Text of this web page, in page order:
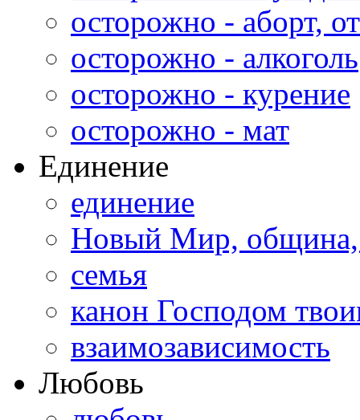
осторожно - аборт,
осторожно - алкоголь
осторожно - курение
осторожно - мат
Единение
единение
Новый Мир,
семья
канон Господом
взаимозависимость
Любовь